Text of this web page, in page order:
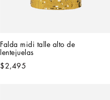
Falda midi talle alto de
lentejuelas
$2,495